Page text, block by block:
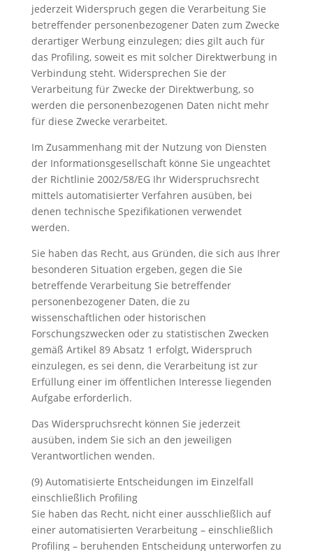
jederzeit Widerspruch gegen die Verarbeitung Sie
betreffender personenbezogener Daten zum Zwecke
derartiger Werbung einzulegen; dies gilt auch für
das Profiling, soweit es mit solcher Direktwerbung in
Verbindung steht. Widersprechen Sie der
Verarbeitung für Zwecke der Direktwerbung, so
werden die personenbezogenen Daten nicht mehr
für diese Zwecke verarbeitet.
Im Zusammenhang mit der Nutzung von Diensten
der Informationsgesellschaft könne Sie ungeachtet
der Richtlinie 2002/58/EG Ihr Widerspruchsrecht
mittels automatisierter Verfahren ausüben, bei
denen technische Spezifikationen verwendet
werden.
Sie haben das Recht, aus Gründen, die sich aus Ihrer
besonderen Situation ergeben, gegen die Sie
betreffende Verarbeitung Sie betreffender
personenbezogener Daten, die zu
wissenschaftlichen oder historischen
Forschungszwecken oder zu statistischen Zwecken
gemäß Artikel 89 Absatz 1 erfolgt, Widerspruch
einzulegen, es sei denn, die Verarbeitung ist zur
Erfüllung einer im öffentlichen Interesse liegenden
Aufgabe erforderlich.
Das Widerspruchsrecht können Sie jederzeit
ausüben, indem Sie sich an den jeweiligen
Verantwortlichen wenden.
(9) Automatisierte Entscheidungen im Einzelfall
einschließlich Profiling
Sie haben das Recht, nicht einer ausschließlich auf
einer automatisierten Verarbeitung – einschließlich
Profiling – beruhenden Entscheidung unterworfen zu